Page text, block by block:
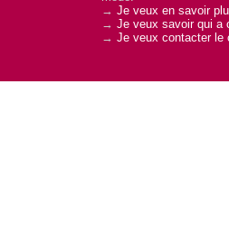
→Je veux en savoir
→Je veux savoir qui a
→Je veux contacter le